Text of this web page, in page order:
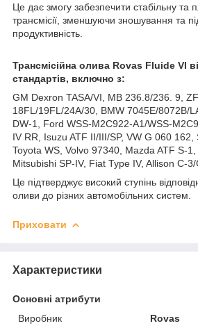
Це дає змогу забезпечити стабільну та
трансмісії, зменшуючи зношування та
продуктивність.
Трансмісійна олива Rovas Fluide VI
стандартів, включно з:
GM Dexron TASA/VI, MB 236.8/236. 9,
18FL/19FL/24A/30, BMW 7045E/8072B/
DW-1, Ford WSS-M2C922-A1/WSS-
IV RR, Isuzu ATF II/III/SP, VW G 060 162,
Toyota WS, Volvo 97340, Mazda ATF S-1,
Mitsubishi SP-IV, Fiat Type IV, Allison C-3/
Це підтверджує високий ступінь
оливи до різних автомобільних систем.
Приховати
Характеристики
Основні атрибути
Виробник
Rovas